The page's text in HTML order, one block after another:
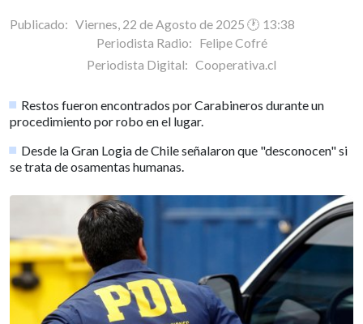
Publicado: Viernes, 22 de Agosto de 2025 🕐 13:38
Periodista Radio: Felipe Cofré
Periodista Digital: Cooperativa.cl
Restos fueron encontrados por Carabineros durante un
procedimiento por robo en el lugar.
Desde la Gran Logia de Chile señalaron que "desconocen" si
se trata de osamentas humanas.